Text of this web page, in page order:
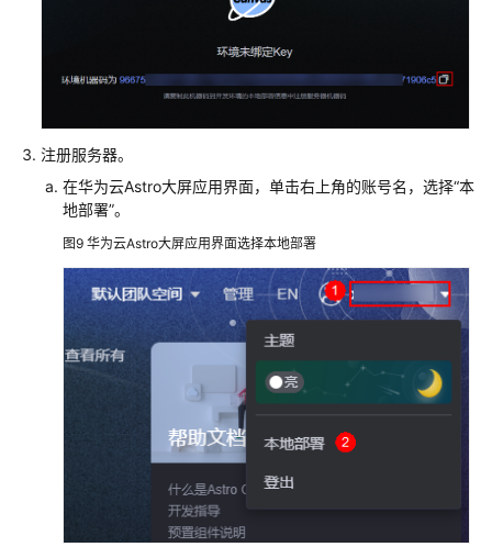
注册服务器。
在华为云Astro大屏应用界面，单击右上角的账号名，选择“本
地部署”。
图9 华为云Astro大屏应用界面选择本地部署